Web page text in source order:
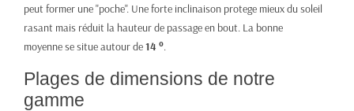
peut former une "poche". Une forte inclinaison protege mieux du soleil
rasant mais réduit la hauteur de passage en bout. La bonne
moyenne se situe autour de14 °.
Plages de dimensions de notre
gamme